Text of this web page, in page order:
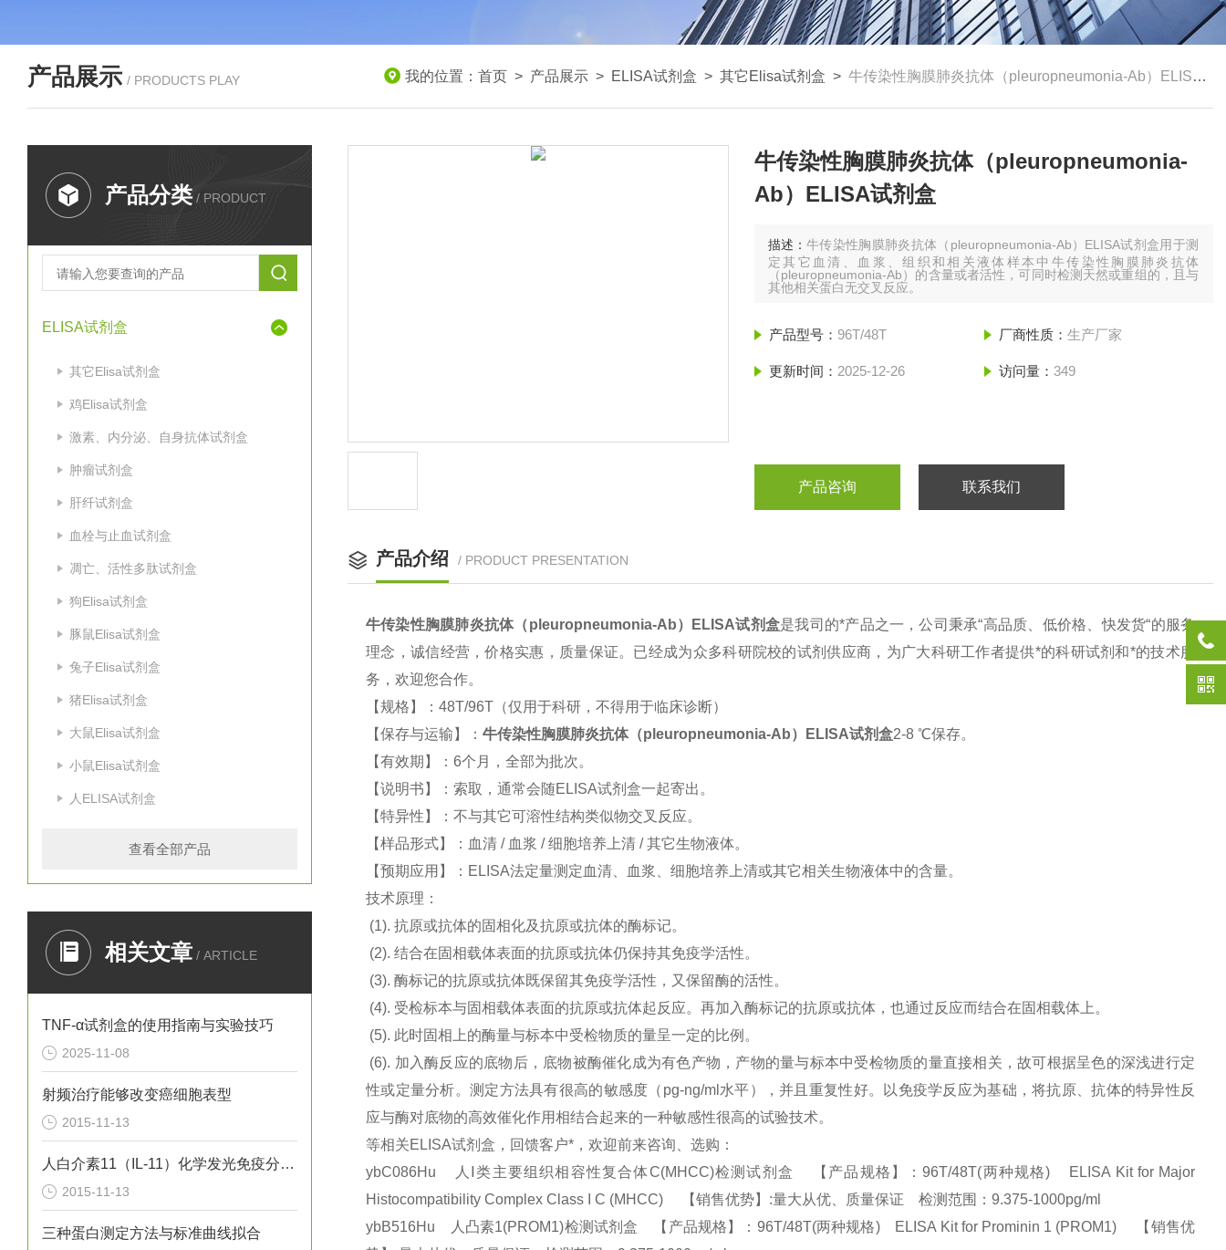
产品展示 / PRODUCTS PLAY 我的位置： 首页 > 产品展示 > ELISA试剂盒 > 其它Elisa试剂盒 > 牛传染性胸膜肺炎抗体（pleuropneumonia-Ab）ELISA试剂盒
产品分类 / PRODUCT
ELISA试剂盒
其它Elisa试剂盒
鸡Elisa试剂盒
激素、内分泌、自身抗体试剂盒
肿瘤试剂盒
肝纤试剂盒
血栓与止血试剂盒
凋亡、活性多肽试剂盒
狗Elisa试剂盒
豚鼠Elisa试剂盒
兔子Elisa试剂盒
猪Elisa试剂盒
大鼠Elisa试剂盒
小鼠Elisa试剂盒
人ELISA试剂盒
查看全部产品
相关文章 / ARTICLE
TNF-α试剂盒的使用指南与实验技巧
2025-11-08
射频治疗能够改变癌细胞表型
2015-11-13
人白介素11（IL-11）化学发光免疫分析试剂盒
2015-11-13
三种蛋白测定方法与标准曲线拟合
牛传染性胸膜肺炎抗体（pleuropneumonia-
Ab）ELISA试剂盒
描述：牛传染性胸膜肺炎抗体（pleuropneumonia-Ab）ELISA试剂盒用于测
定其它血清、血浆、组织和相关液体样本中牛传染性胸膜肺炎抗体
（pleuropneumonia-Ab）的含量或者活性，可同时检测天然或重组的，且与
其他相关蛋白无交叉反应。
产品型号： 96T/48T 厂商性质： 生产厂家
更新时间： 2025-12-26 访问量： 349
产品咨询 联系我们
产品介绍 / PRODUCT PRESENTATION
牛传染性胸膜肺炎抗体（pleuropneumonia-Ab）ELISA试剂盒是我司的*产品之一，公司秉承“高品质、低价格、快发货“的服务
理念，诚信经营，价格实惠，质量保证。已经成为众多科研院校的试剂供应商，为广大科研工作者提供*的科研试剂和*的技术服
务，欢迎您合作。
【规格】：48T/96T（仅用于科研，不得用于临床诊断）
【保存与运输】： 牛传染性胸膜肺炎抗体（pleuropneumonia-Ab）ELISA试剂盒2-8 ℃保存。
【有效期】：6个月，全部为批次。
【说明书】：索取，通常会随ELISA试剂盒一起寄出。
【特异性】：不与其它可溶性结构类似物交叉反应。
【样品形式】：血清 / 血浆 / 细胞培养上清 / 其它生物液体。
【预期应用】：ELISA法定量测定血清、血浆、细胞培养上清或其它相关生物液体中的含量。
技术原理：
(1). 抗原或抗体的固相化及抗原或抗体的酶标记。
(2). 结合在固相载体表面的抗原或抗体仍保持其免疫学活性。
(3). 酶标记的抗原或抗体既保留其免疫学活性，又保留酶的活性。
(4). 受检标本与固相载体表面的抗原或抗体起反应。再加入酶标记的抗原或抗体，也通过反应而结合在固相载体上。
(5). 此时固相上的酶量与标本中受检物质的量呈一定的比例。
(6). 加入酶反应的底物后，底物被酶催化成为有色产物，产物的量与标本中受检物质的量直接相关，故可根据呈色的深浅进行定
性或定量分析。测定方法具有很高的敏感度（pg-ng/ml水平），并且重复性好。以免疫学反应为基础，将抗原、抗体的特异性反
应与酶对底物的高效催化作用相结合起来的一种敏感性很高的试验技术。
等相关ELISA试剂盒，回馈客户*，欢迎前来咨询、选购：
ybC086Hu 人Ⅰ类主要组织相容性复合体C(MHCC)检测试剂盒 【产品规格】：96T/48T(两种规格) ELISA Kit for Major
Histocompatibility Complex Class I C (MHCC) 【销售优势】:量大从优、质量保证 检测范围：9.375-1000pg/ml
ybB516Hu 人凸素1(PROM1)检测试剂盒 【产品规格】：96T/48T(两种规格) ELISA Kit for Prominin 1 (PROM1) 【销售优